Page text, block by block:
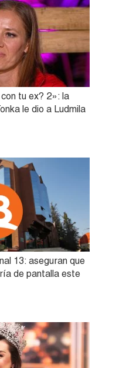
tu ex? 2»: la
le dio a Ludmila
13: aseguran que
de pantalla este